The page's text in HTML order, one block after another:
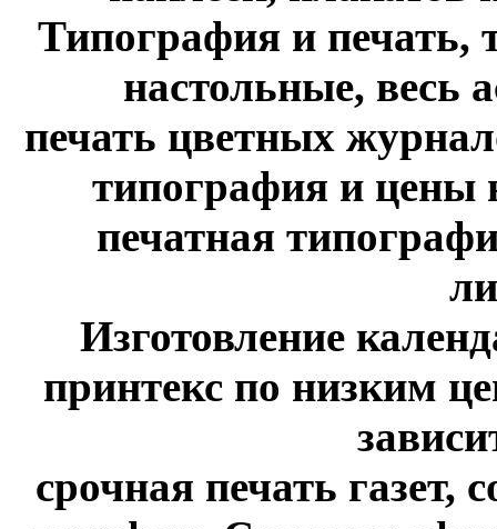
Типография и печать,
настольные, весь
печать цветных
типография и цены
печатная
Изготовление
принтекс по низким
срочная печать газет,